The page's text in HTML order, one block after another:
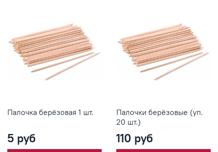
Палочка берёзовая 1 шт.
5 руб
Палочки берёзовые (уп.
20 шт.)
110 руб